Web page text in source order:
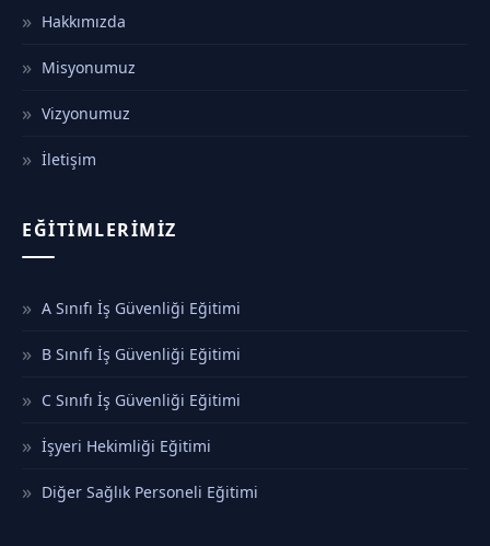
Hakkımızda
Misyonumuz
Vizyonumuz
İletişim
EĞITIMLERIMIZ
A Sınıfı İş Güvenliği Eğitimi
B Sınıfı İş Güvenliği Eğitimi
C Sınıfı İş Güvenliği Eğitimi
İşyeri Hekimliği Eğitimi
Diğer Sağlık Personeli Eğitimi